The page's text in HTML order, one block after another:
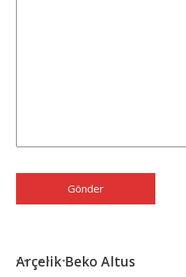
Arçelik Beko Altus